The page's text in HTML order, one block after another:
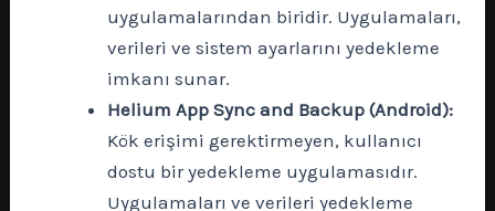
uygulamalarından biridir. Uygulamaları,
verileri ve sistem ayarlarını yedekleme
imkanı sunar.
Helium App Sync and Backup (Android):
Kök erişimi gerektirmeyen, kullanıcı
dostu bir yedekleme uygulamasıdır.
Uygulamaları ve verileri yedekleme